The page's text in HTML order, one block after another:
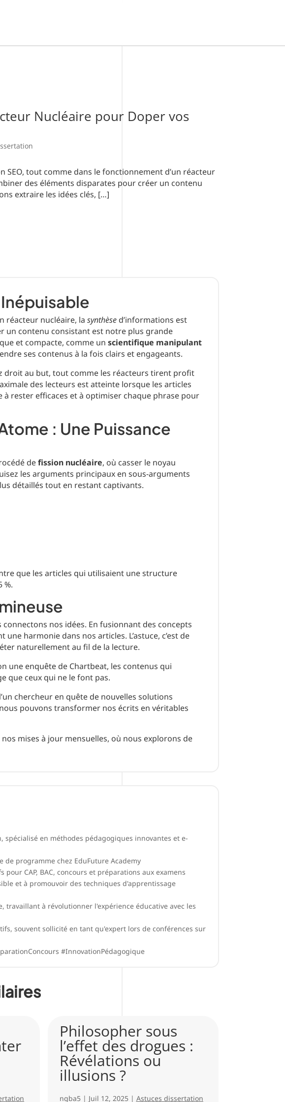
Nucléaire pour Doper vos
SEO, tout comme dans le fonctionnement d’un réacteur
des éléments disparates pour créer un contenu
extraire les idées clés, […]
Inépuisable
réacteur nucléaire, lasynthèse d’informations est
un contenu consistant est notre plus grande
et compacte, comme unscientifique manipulant
ses contenus à la fois clairs et engageants.
droit au but, tout comme les réacteurs tirent profit
des lecteurs est atteinte lorsque les articles
rester efficaces et à optimiser chaque phrase pour
: Une Puissance
defission nucléaire, où casser le noyau
les arguments principaux en sous-arguments
détaillés tout en restant captivants.
que les articles qui utilisaient une structure
%.
nos idées. En fusionnant des concepts
harmonie dans nos articles. L’astuce, c’est de
naturellement au fil de la lecture.
une enquête de Chartbeat, les contenus qui
que ceux qui ne le font pas.
chercheur en quête de nouvelles solutions
pouvons transformer nos écrits en véritables
mises à jour mensuelles, où nous explorons de
spécialisé en méthodes pédagogiques innovantes et e-
de programme chez EduFuture Academy
CAP, BAC, concours et préparations aux examens
et à promouvoir des techniques d'apprentissage
travaillant à révolutionner l'expérience éducative avec les
souvent sollicité en tant qu'expert lors de conférences sur
#InnovationPédagogique
Philosopher sous
l’effet des drogues :
Révélations ou
illusions ?
ngba5 | Juil 12, 2025 | Astuces dissertation